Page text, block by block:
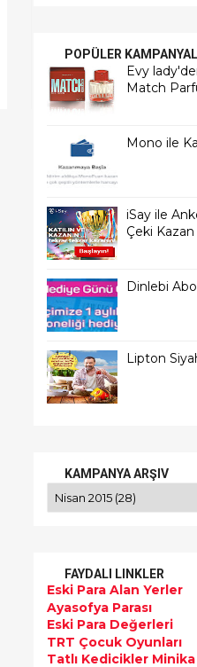
POPÜLER
Evy
Match
Mono ile
iSay ile
Çeki Kazan
Dinlebi
Lipton
KAMPANYA ARŞIV
FAYDALI LINKLER
Eski Para Alan Yerler
Ayasofya Parası
Eski Para Değerleri
TRT Çocuk Oyunları
Tatlı Kedicikler Minika